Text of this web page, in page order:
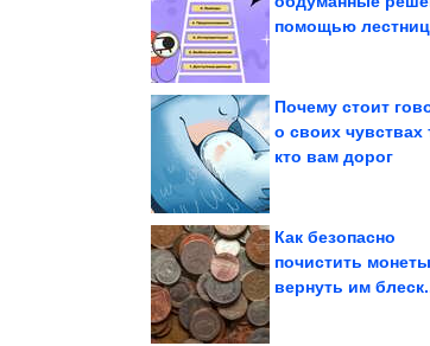
помощью
Почему стоит
о своих чувствах
кто вам дорог
Как безопасно
почистить
вернуть им